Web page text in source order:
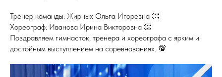
Тренер команды: Жирных Ольга Игоревна 👏
Хореограф: Иванова Ирина Викторовна 👏
Поздравляем гимнасток, тренера и хореографа с ярким и
достойным выступлением на соревнованиях. 💯